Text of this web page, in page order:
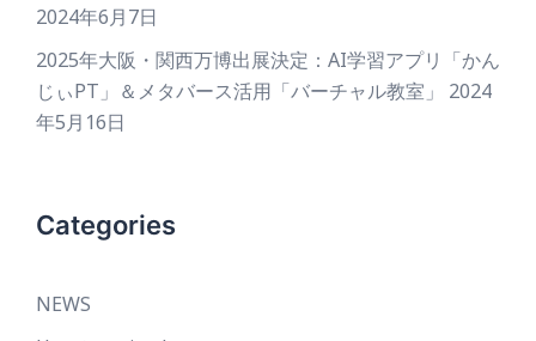
2024年6月7日
2025年大阪・関西万博出展決定：AI学習アプリ「かん
じぃPT」＆メタバース活用「バーチャル教室」
2024
年5月16日
Categories
NEWS